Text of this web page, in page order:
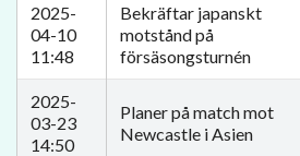
2025-
04-10
11:48
Bekräftar japanskt
motstånd på
försäsongsturnén
2025-
03-23
14:50
Planer på match mot
Newcastle i Asien